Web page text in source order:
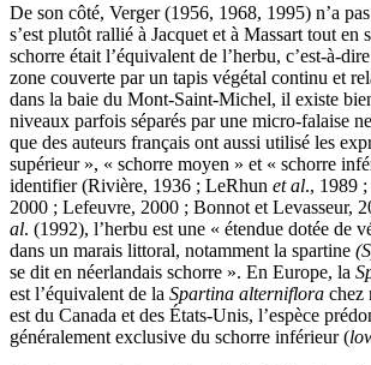
De son côté, Verger (1956, 1968, 1995) n’a
s’est plutôt rallié à Jacquet et à Massart tout en
schorre était l’équivalent de l’herbu, c’est-à-
zone couverte par un tapis végétal continu et
dans la baie du Mont-Saint-Michel, il existe
niveaux parfois séparés par une micro-falaise
que des auteurs français ont aussi utilisé les
supérieur », « schorre moyen » et « schorre
identifier (Rivière, 1936 ; LeRhun et al., 1989
2000 ; Lefeuvre, 2000 ; Bonnot et Levasseur,
al. (1992), l’herbu est une « étendue dotée de
dans un marais littoral, notamment la spartine
se dit en néerlandais schorre ». En Europe, la
est l’équivalent de la Spartina alterniflora chez
est du Canada et des États-Unis, l’espèce
généralement exclusive du schorre inférieur (